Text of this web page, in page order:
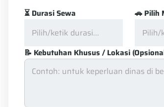
⏳ Durasi Sewa 🚗 Pilih
📝 Kebutuhan Khusus / Lokasi